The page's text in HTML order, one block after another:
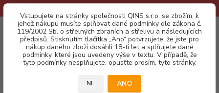
Vstupujete na stránky společnosti QINS s.r.o. se zbožím, k
jehož nákupu musíte splňovat dané podmínky dle zákona č.
119/2002 Sb. o střelných zbraních a střelivu a následujících
předpisů. Stisknutím tlačítka „Ano“ potvrzujete, že jste pro
nákup daného zboží dosáhli 18-ti let a splňujete dané
podmínky, které jsou uvedeny výše v textu. V případě, že
tyto podmínky nesplňujete, opusťte prosím, tyto stránky.
NE ANO
Menu
CZK 0
za0,00 Kč